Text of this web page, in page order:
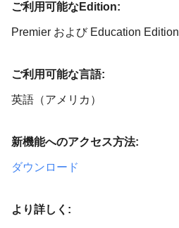
ご利用可能なEdition:
Premier および Education Edition
ご利用可能な言語:
英語（アメリカ）
新機能へのアクセス方法:
ダウンロード
より詳しく: